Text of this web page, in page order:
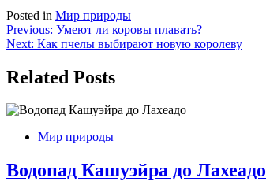
Posted in Мир природы
Навигация
по
записям
Previous: Умеют ли коровы плавать?
Next: Как пчелы выбирают новую королеву
Related Posts
Мир природы
Водопад Кашуэйра до Лахеадо